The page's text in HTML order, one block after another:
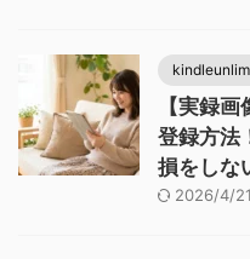
【実録
登録方法
損をしな
2026/4/21